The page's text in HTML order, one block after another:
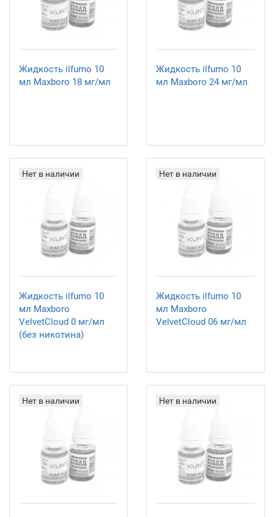
Жидкость ilfumo 10
мл Maxboro 18 мг/мл
Жидкость ilfumo 10
мл Maxboro 24 мг/мл
Нет в наличии
Жидкость ilfumo 10
мл Maxboro
VelvetCloud 0 мг/мл
(без никотина)
Нет в наличии
Жидкость ilfumo 10
мл Maxboro
VelvetCloud 06 мг/мл
Нет в наличии Нет в наличии